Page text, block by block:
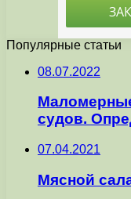
Популярные статьи
08.07.2022
судов.
07.04.2021
Мясной